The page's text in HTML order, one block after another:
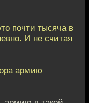
почти тысяча в
И не считая
армию